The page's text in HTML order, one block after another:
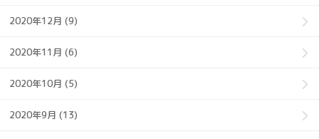
2020年12月 (9)
2020年11月 (6)
2020年10月 (5)
2020年9月 (13)